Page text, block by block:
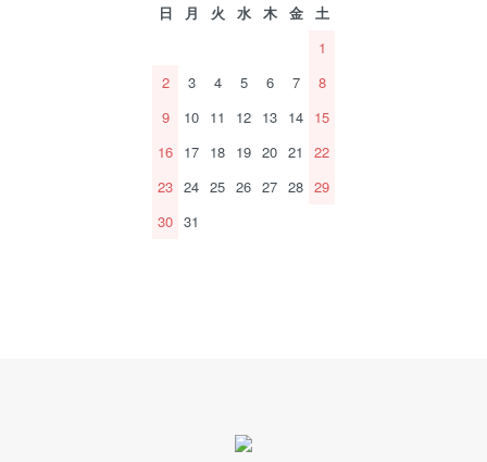
日 月 火 水 木 金
土
1
2
3 4 5 6 7
8
9
10 11 12 13 14 15
16 17 18 19 20 21
22
23 24 25 26 27 28 29
30 31